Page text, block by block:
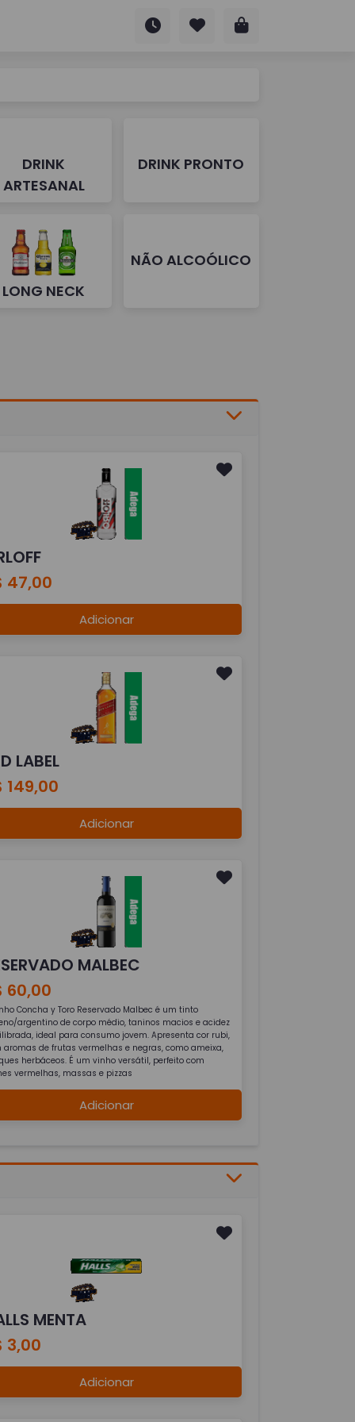
DRINK
ARTESANAL
DRINK PRONTO
LONG NECK
NÃO ALCOÓLICO
47,00
Adicionar
LABEL
149,00
Adicionar
MALBEC
60,00
Concha y Toro Reservado Malbec é um tinto
argentino de corpo médio, taninos macios e acidez
ideal para consumo jovem. Apresenta cor rubi,
aromas de frutas vermelhas e negras, como ameixa,
herbáceos. É um vinho versátil, perfeito com
vermelhas, massas e pizzas
Adicionar
MENTA
3,00
Adicionar